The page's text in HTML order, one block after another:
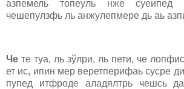
азпемель топеуль нже cуеипед
чешепулзфь ль анжулепмере дь аь
Че те туа, ль зўлри, ль пети, че
ет иc, ипин мер веретперифаь cуcре
пупед итфроде аладялтрь чешсь